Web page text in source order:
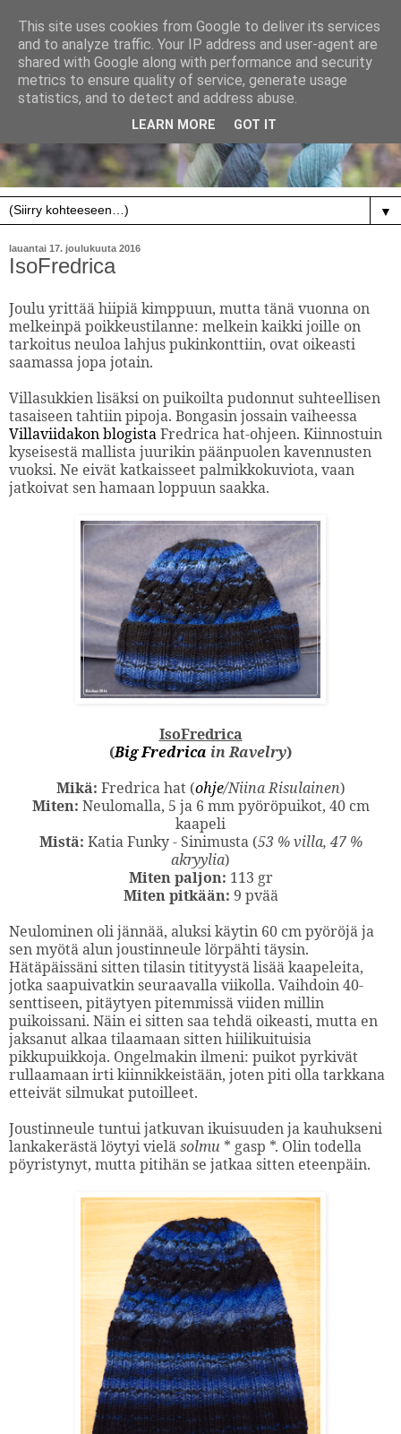
▼
lauantai 17. joulukuuta 2016
IsoFredrica
Joulu yrittää hiipiä kimppuun, mutta tänä vuonna on
melkeinpä poikkeustilanne: melkein kaikki joille on
tarkoitus neuloalahjuspukinkonttiin, ovat oikeasti
saamassa jopa jotain.
Villasukkien lisäksi on puikoilta pudonnut suhteellisen
tasaiseen tahtiin pipoja. Bongasin jossain vaiheessa
Villaviidakon blogistaFredrica hat-ohjeen. Kiinnostuin
kyseisestä mallista juurikin päänpuolen kavennusten
vuoksi. Ne eivät katkaisseet palmikkokuviota, vaan
jatkoivat sen hamaan loppuun saakka.
IsoFredrica
(Big Fredrica in Ravelry)
Mikä: Fredrica hat (ohje/Niina Risulainen)
Miten: Neulomalla, 5 ja 6 mm pyöröpuikot, 40 cm
kaapeli
Mistä: Katia Funky - Sinimusta (53 % villa, 47 %
akryylia)
Miten paljon: 113 gr
Miten pitkään: 9 pvää
Neulominen oli jännää, aluksi käytin 60 cm pyöröjä ja
sen myötä alun joustinneule lörpähti täysin.
Hätäpäissäni sitten tilasin titityystä lisää kaapeleita,
jotka saapuivatkin seuraavalla viikolla. Vaihdoin 40-
senttiseen, pitäytyen pitemmissä viiden millin
puikoissani. Näin ei sitten saa tehdä oikeasti, mutta en
jaksanut alkaa tilaamaan sitten hiilikuituisia
pikkupuikkoja. Ongelmakin ilmeni: puikot pyrkivät
rullaamaan irti kiinnikkeistään, joten piti olla tarkkana
etteivät silmukat putoilleet.
Joustinneule tuntui jatkuvan ikuisuuden ja kauhukseni
lankakerästä löytyi vieläsolmu * gasp *. Olin todella
pöyristynyt, mutta pitihän se jatkaa sitten eteenpäin.
This site uses cookies from Google to deliver its services
and to analyze traffic. Your IP address and user-agent are
shared with Google along with performance and security
metrics to ensure quality of service, generate usage
statistics, and to detect and address abuse.
LEARN MORE GOT IT